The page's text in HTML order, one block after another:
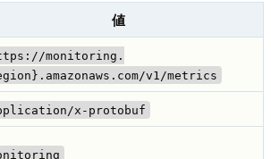
値
monitoring.
v1/metrics
x-protobuf